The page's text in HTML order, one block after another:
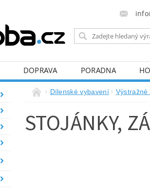
DOPRAVA PORADNA
Dílenské vybavení Výstražné
STOJÁNKY,